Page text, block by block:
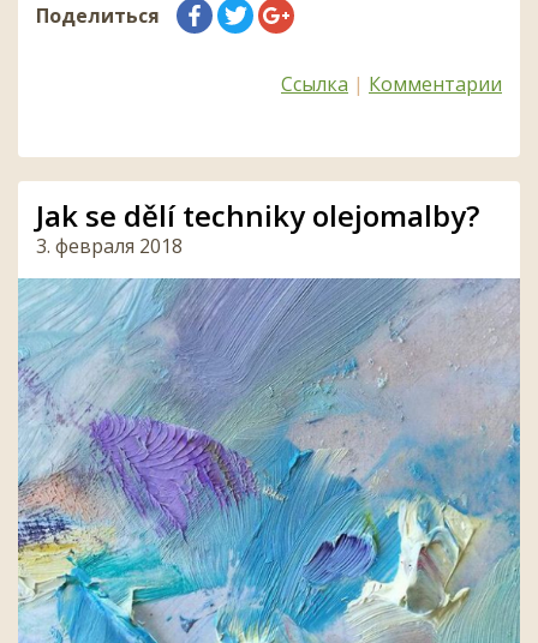
Поделиться
Ссылка | Комментарии
Jak se dělí techniky olejomalby?
3. февраля 2018